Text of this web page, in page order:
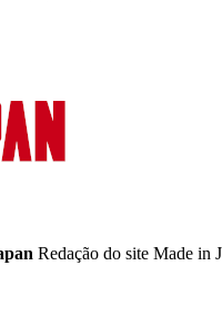
Redação do site Made in